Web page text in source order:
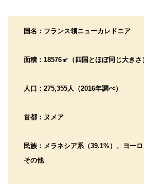
国名：フランス領ニューカレドニア
面積：18576㎡（四国とほぼ同じ大きさ
人口：275,355人（2016年調べ）
首都：ヌメア
民族：メラネシア系（39.1%）、ヨーロ
その他